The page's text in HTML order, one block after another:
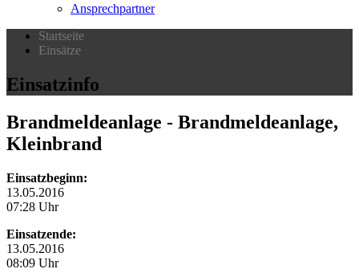
Ansprechpartner
Startseite
Einsätze
Einsatzinfo
Brandmeldeanlage - Brandmeldeanlage,
Kleinbrand
Einsatzbeginn:
13.05.2016
07:28 Uhr
Einsatzende:
13.05.2016
08:09 Uhr